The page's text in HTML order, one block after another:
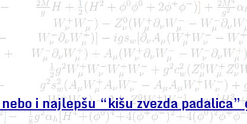
i najlepšu “kišu zvezda padalica”